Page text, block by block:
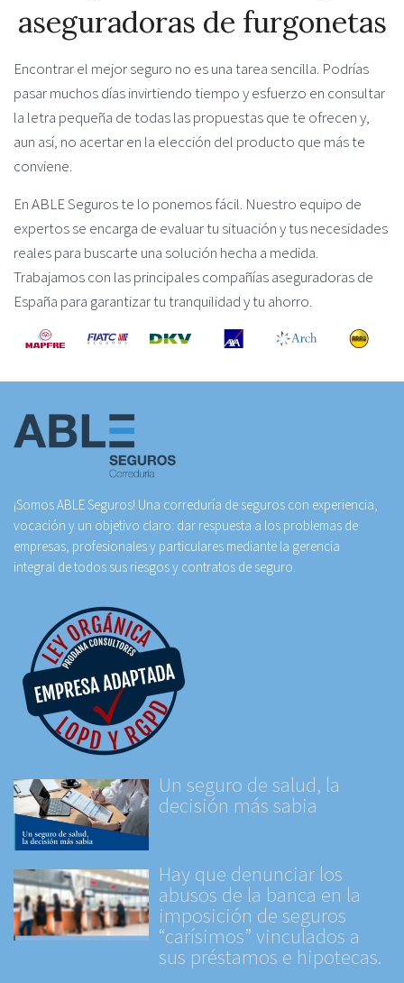
aseguradoras de furgonetas
Encontrar el mejor seguro no es una tarea sencilla. Podrías
pasar muchos días invirtiendo tiempo y esfuerzo en consultar
la letra pequeña de todas las propuestas que te ofrecen y,
aun así, no acertar en la elección del producto que más te
conviene.
En ABLE Seguros te lo ponemos fácil. Nuestro equipo de
expertos se encarga de evaluar tu situación y tus necesidades
reales para buscarte una solución hecha a medida.
Trabajamos con las principales compañías aseguradoras de
España para garantizar tu tranquilidad y tu ahorro.
¡Somos ABLE Seguros! Una correduría de seguros con experiencia,
vocación y un objetivo claro: dar respuesta a los problemas de
empresas, profesionales y particulares mediante la gerencia
integral de todos sus riesgos y contratos de seguro.
Un seguro de salud, la
decisión más sabia
Hay que denunciar los
abusos de la banca en la
imposición de seguros
“carísimos” vinculados a
sus préstamos e hipotecas.